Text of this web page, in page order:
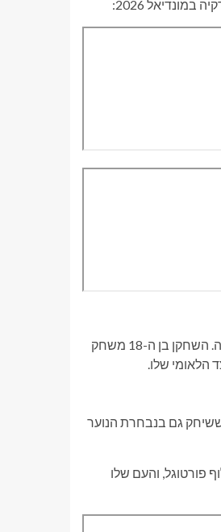
2026:
אחד השחקנים הצעירים ביותר במונדיאל 2026, לוקאס הרינגטון, יפתח בלב ההגנה של אוסטרליה. השחקן בן ה-18 משחק
ששיחק גם בנבחרת הנוער
שסיים את קמפיין הליגה שלהם ב-2025-26 בתור אלוף פורטוגל, והעם שלו